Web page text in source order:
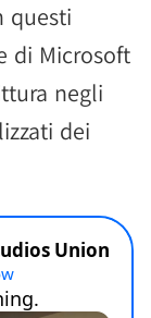
questi
di Microsoft
negli
dei